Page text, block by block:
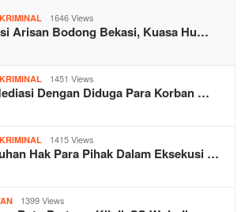
1646 Views
Arisan Bodong Bekasi, Kuasa Hu…
1451 Views
Dengan Diduga Para Korban …
1415 Views
Hak Para Pihak Dalam Eksekusi …
1399 Views